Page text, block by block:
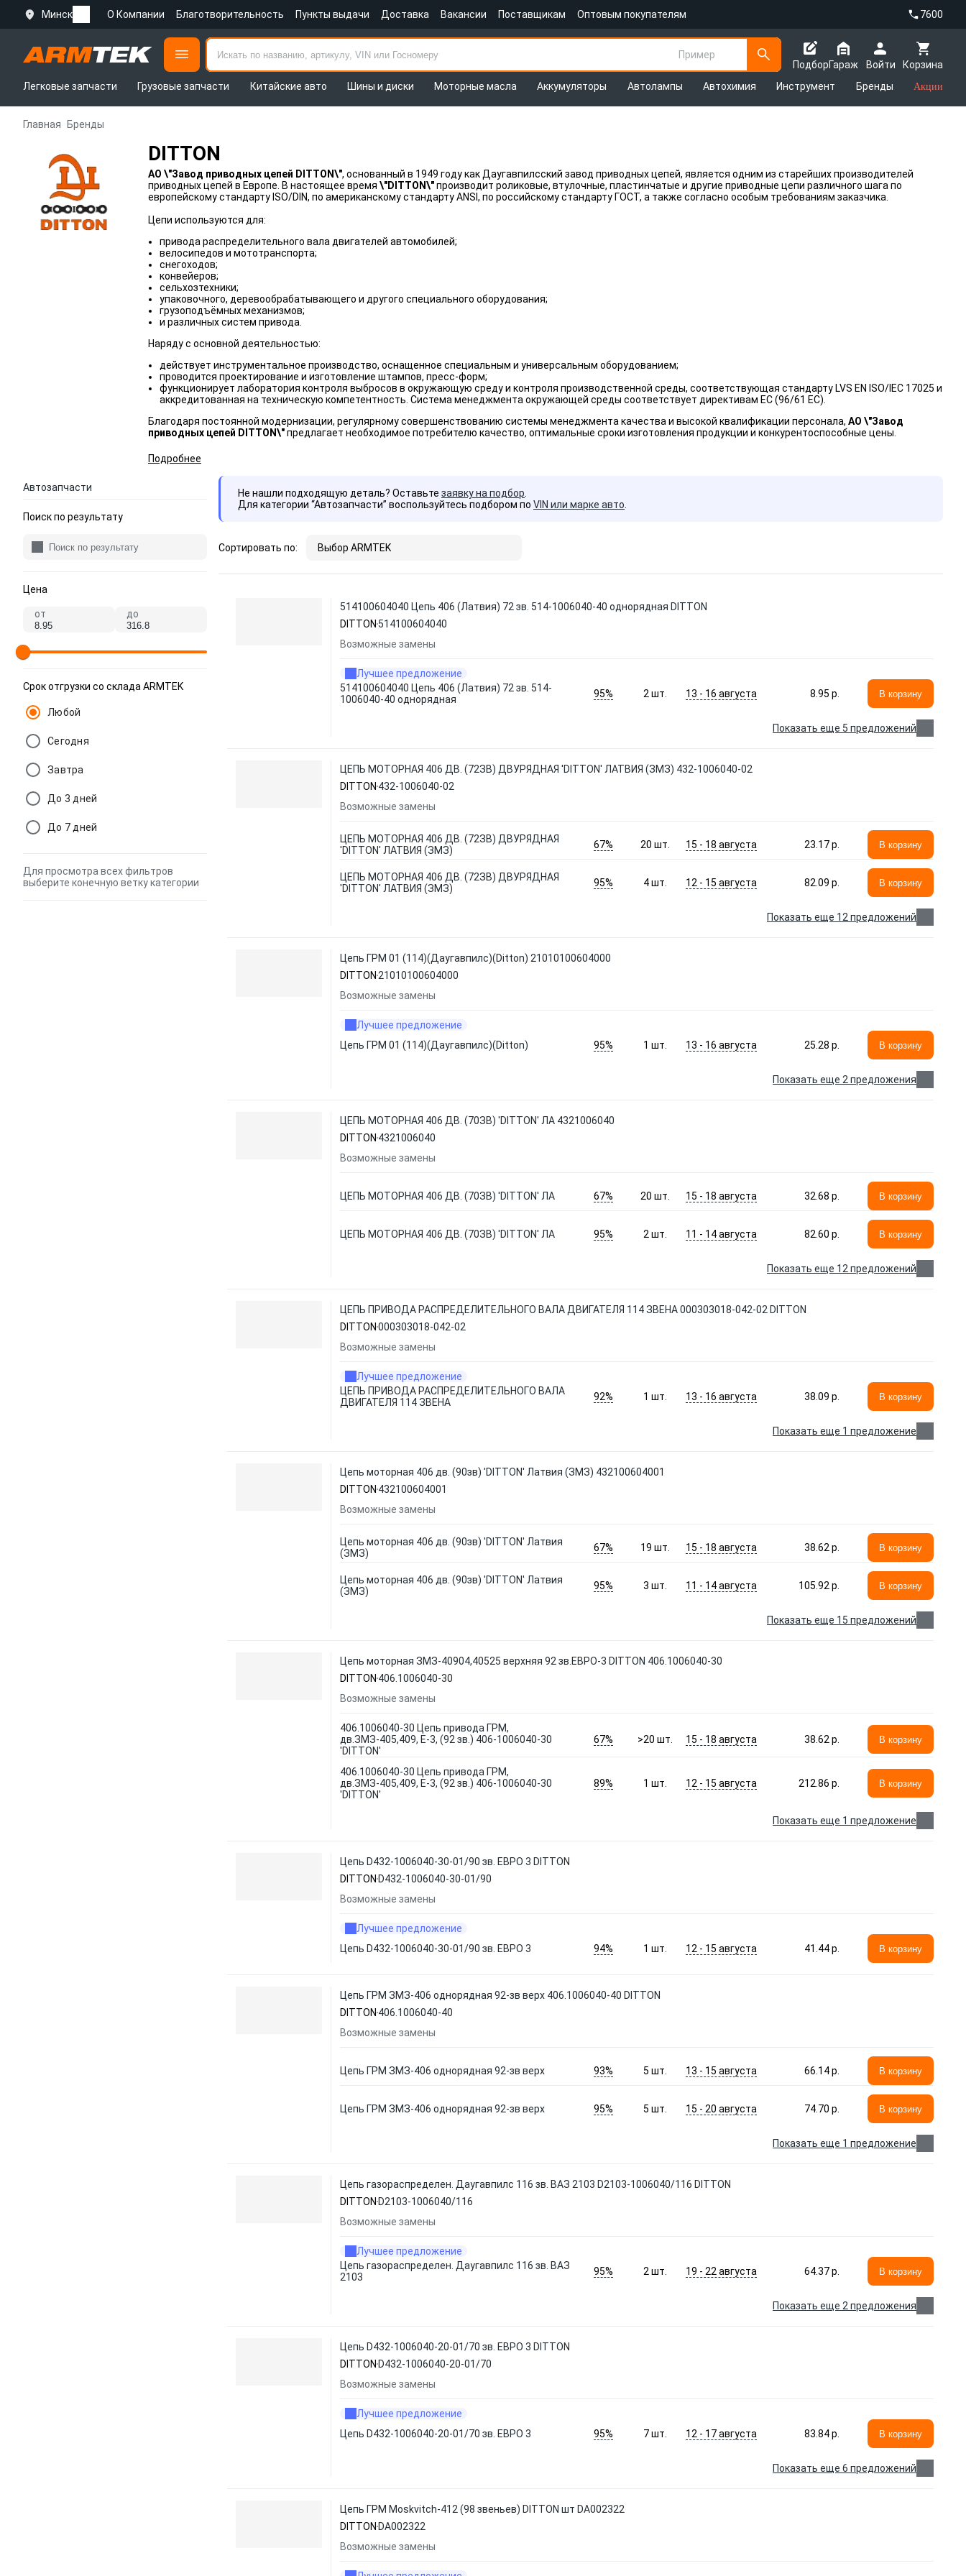
Минск О Компании Благотворительность Пункты выдачи Доставка Вакансии Поставщикам Оптовым покупателям 7600
Пример
Подбор
Корзина
Гараж
Войти
Легковые запчасти
Грузовые запчасти Китайские авто Шины и диски Моторные масла Аккумуляторы Автолампы Автохимия Инструмент Бренды Акции
Главная Бренды
DITTON
АО \"Завод приводных цепей DITTON\", основанный в 1949 году как Даугавпилсский завод приводных цепей, является одним из старейших производителей
приводных цепей в Европе. В настоящее время \"DITTON\"производит роликовые, втулочные, пластинчатые и другие приводные цепи различного шага по
европейскому стандарту ISO/DIN, по американскому стандарту ANSI, по российскому стандарту ГОСТ, а также согласно особым требованиям заказчика.
Цепи используются для:
привода распределительного вала двигателей автомобилей;
велосипедов и мототранспорта;
снегоходов;
конвейеров;
сельхозтехники;
упаковочного, деревообрабатывающего и другого специального оборудования;
грузоподъёмных механизмов;
и различных систем привода.
Наряду с основной деятельностью:
действует инструментальное производство, оснащенное специальным и универсальным оборудованием;
проводится проектирование и изготовление штампов, пресс-форм;
функционирует лаборатория контроля выбросов в окружающую среду и контроля производственной среды, соответствующая стандарту LVS EN ISO/IEC 17025 и
аккредитованная на техническую компетентность. Система менеджмента окружающей среды соответствует директивам ЕС (96/61 ЕС).
Благодаря постоянной модернизации, регулярному совершенствованию системы менеджмента качества и высокой квалификации персонала, АО \"Завод
приводных цепей DITTON\"предлагает необходимое потребителю качество, оптимальные сроки изготовления продукции и конкурентоспособные цены.
Подробнее
Автозапчасти
Поиск по результату
Цена
от до
Срок отгрузки со склада ARMTEK
Любой
Сегодня
Завтра
До 3 дней
До 7 дней
Для просмотра всех фильтров
выберите конечную ветку категории
Не нашли подходящую деталь? Оставьте заявку на подбор
Для категории “Автозапчасти” воспользуйтесь подбором по VIN или марке авто
Сортировать по: Выбор ARMTEK
514100604040 Цепь 406 (Латвия) 72 зв. 514-1006040-40 однорядная DITTON
DITTON 514100604040
Возможные замены
Лучшее предложение
514100604040 Цепь 406 (Латвия) 72 зв. 514-
1006040-40 однорядная
95% 2 шт. 13 - 16 августа 8.95 p. В корзину
Показать еще 5 предложений
ЦЕПЬ МОТОРНАЯ 406 ДВ. (72ЗВ) ДВУРЯДНАЯ 'DITTON' ЛАТВИЯ (ЗМЗ) 432-1006040-02
DITTON 432-1006040-02
Возможные замены
ЦЕПЬ МОТОРНАЯ 406 ДВ. (72ЗВ) ДВУРЯДНАЯ
'DITTON' ЛАТВИЯ (ЗМЗ)
67% 20 шт. 15 - 18 августа 23.17 p. В корзину
ЦЕПЬ МОТОРНАЯ 406 ДВ. (72ЗВ) ДВУРЯДНАЯ
'DITTON' ЛАТВИЯ (ЗМЗ)
95% 4шт. 12 - 15 августа 82.09 p. В корзину
Показать еще 12 предложений
Цепь ГРМ 01 (114)(Даугавпилс)(Ditton) 21010100604000
DITTON 21010100604000
Возможные замены
Лучшее предложение
Цепь ГРМ 01 (114)(Даугавпилс)(Ditton)
95% 1 шт. 13 - 16 августа 25.28 p. В корзину
Показать еще 2 предложения
ЦЕПЬ МОТОРНАЯ 406 ДВ. (70ЗВ) 'DITTON' ЛА 4321006040
DITTON 4321006040
Возможные замены
ЦЕПЬ МОТОРНАЯ 406 ДВ. (70ЗВ) 'DITTON' ЛА 67% 20 шт. 15 - 18 августа 32.68 p. В корзину
ЦЕПЬ МОТОРНАЯ 406 ДВ. (70ЗВ) 'DITTON' ЛА 95% 2 шт. 11 - 14 августа 82.60 p. В корзину
Показать еще 12 предложений
ЦЕПЬ ПРИВОДА РАСПРЕДЕЛИТЕЛЬНОГО ВАЛА ДВИГАТЕЛЯ 114 ЗВЕНА 000303018-042-02 DITTON
DITTON 000303018-042-02
Возможные замены
Лучшее предложение
ЦЕПЬ ПРИВОДА РАСПРЕДЕЛИТЕЛЬНОГО ВАЛА
ДВИГАТЕЛЯ 114 ЗВЕНА
92% 1 шт. 13 - 16 августа 38.09 p. В корзину
Показать еще 1 предложение
Цепь моторная 406 дв. (90зв) 'DITTON' Латвия (ЗМЗ) 432100604001
DITTON 432100604001
Возможные замены
Цепь моторная 406 дв. (90зв) 'DITTON' Латвия
(ЗМЗ)
67% 19 шт. 15 - 18 августа 38.62 p. В корзину
Цепь моторная 406 дв. (90зв) 'DITTON' Латвия
(ЗМЗ)
95% 3 шт. 11 - 14 августа 105.92 p. В корзину
Показать еще 15 предложений
Цепь моторная ЗМЗ-40904,40525 верхняя 92 зв.ЕВРО-3 DITTON 406.1006040-30
DITTON 406.1006040-30
Возможные замены
406.1006040-30 Цепь привода ГРМ,
дв.ЗМЗ-405,409, Е-3, (92 зв.) 406-1006040-30
'DITTON'
67% >20 шт. 15 - 18 августа 38.62 p. В корзину
406.1006040-30 Цепь привода ГРМ,
дв.ЗМЗ-405,409, Е-3, (92 зв.) 406-1006040-30
'DITTON'
89% 1 шт. 12 - 15 августа 212.86 p. В корзину
Показать еще 1 предложение
Цепь D432-1006040-30-01/90 зв. ЕВРО 3 DITTON
DITTON D432-1006040-30-01/90
Возможные замены
Лучшее предложение
Цепь D432-1006040-30-01/90 зв. ЕВРО 3
94% 1 шт. 12 - 15 августа 41.44 p. В корзину
Цепь ГРМ ЗМЗ-406 однорядная 92-зв верх 406.1006040-40 DITTON
DITTON 406.1006040-40
Возможные замены
Цепь ГРМ ЗМЗ-406 однорядная 92-зв верх 93% 5 шт. 13 - 15 августа 66.14 p. В корзину
Цепь ГРМ ЗМЗ-406 однорядная 92-зв верх 95% 5 шт. 15 - 20 августа 74.70 p. В корзину
Показать еще 1 предложение
Цепь газораспределен. Даугавпилс 116 зв. ВАЗ 2103 D2103-1006040/116 DITTON
DITTON D2103-1006040/116
Возможные замены
Лучшее предложение
Цепь газораспределен. Даугавпилс 116 зв. ВАЗ
2103
95% 2 шт. 19 - 22 августа 64.37 p. В корзину
Показать еще 2 предложения
Цепь D432-1006040-20-01/70 зв. ЕВРО 3 DITTON
DITTON D432-1006040-20-01/70
Возможные замены
Лучшее предложение
Цепь D432-1006040-20-01/70 зв. ЕВРО 3
95% 7шт. 12 - 17 августа 83.84 p. В корзину
Показать еще 6 предложений
Цепь ГРМ Moskvitch-412 (98 звеньев) DITTON шт DA002322
DITTON DA002322
Возможные замены